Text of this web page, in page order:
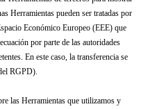
Herramientas pueden ser tratadas por
Económico Europeo (EEE) que
por parte de las autoridades
En este caso, la transferencia se
RGPD).
las Herramientas que utilizamos y